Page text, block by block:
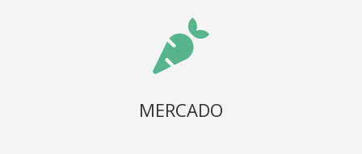

MERCADO